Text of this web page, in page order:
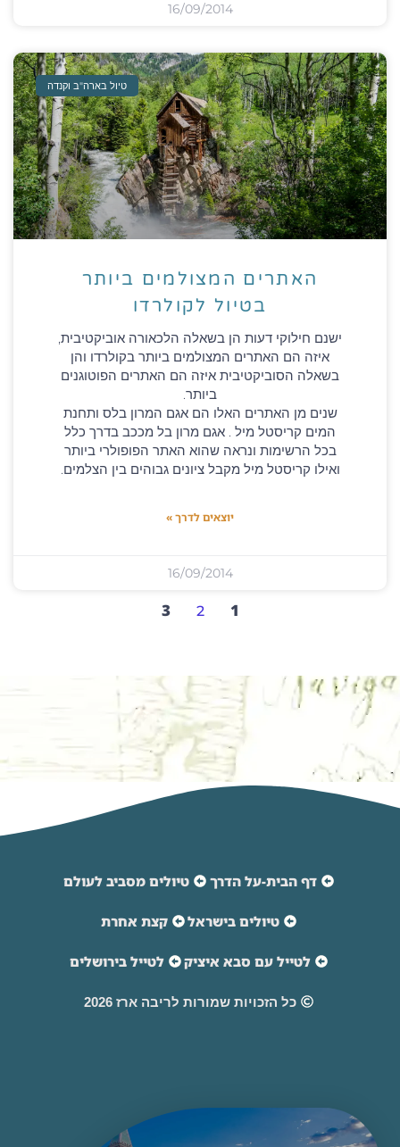
16/09/2014
טיול בארה"ב וקנדה
האתרים המצולמים ביותר
בטיול לקולרדו
ישנם חילוקי דעות הן בשאלה הלכאורה אוביקטיבית,
איזה הם האתרים המצולמים ביותר בקולרדו והן
בשאלה הסוביקטיבית איזה הם האתרים הפוטוגנים
ביותר.
שנים מן האתרים האלו הם אגם המרון בלס ותחנת
המים קריסטל מיל . אגם מרון בל מככב בדרך כלל
בכל הרשימות ונראה שהוא האתר הפופולרי ביותר
ואילו קריסטל מיל מקבל ציונים גבוהים בין הצלמים.
יוצאים לדרך »
16/09/2014
1
2
3
דף הבית-על הדרך טיולים מסביב לעולם
טיולים בישראל קצת אחרת
לטייל עם סבא איציק לטייל בירושלים
כל הזכויות שמורות לריבה ארז 2026